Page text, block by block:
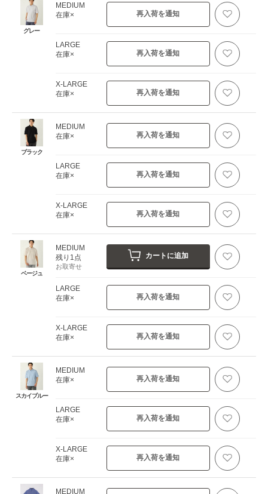
グレー
MEDIUM
在庫×
再入荷を通知
LARGE
在庫×
再入荷を通知
X-LARGE
在庫×
再入荷を通知
ブラック
MEDIUM
在庫×
再入荷を通知
LARGE
在庫×
再入荷を通知
X-LARGE
在庫×
再入荷を通知
ベージュ
MEDIUM
残り1点
お取寄せ
カートに追加
LARGE
在庫×
再入荷を通知
X-LARGE
在庫×
再入荷を通知
スカイブルー
MEDIUM
在庫×
再入荷を通知
LARGE
在庫×
再入荷を通知
X-LARGE
在庫×
再入荷を通知
MEDIUM